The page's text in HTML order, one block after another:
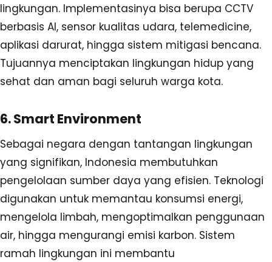
lingkungan. Implementasinya bisa berupa CCTV
berbasis AI, sensor kualitas udara, telemedicine,
aplikasi darurat, hingga sistem mitigasi bencana.
Tujuannya menciptakan lingkungan hidup yang
sehat dan aman bagi seluruh warga kota.
6. Smart Environment
Sebagai negara dengan tantangan lingkungan
yang signifikan, Indonesia membutuhkan
pengelolaan sumber daya yang efisien. Teknologi
digunakan untuk memantau konsumsi energi,
mengelola limbah, mengoptimalkan penggunaan
air, hingga mengurangi emisi karbon. Sistem
ramah lingkungan ini membantu